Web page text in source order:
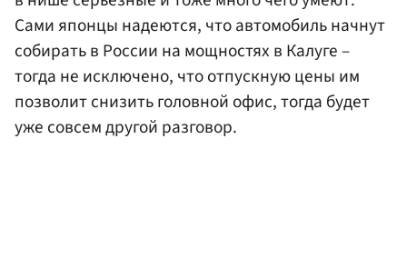
Сами японцы надеются, что автомобиль начнут
собирать в России на мощностях в Калуге –
тогда не исключено, что отпускную цены им
позволит снизить головной офис, тогда будет
уже совсем другой разговор.